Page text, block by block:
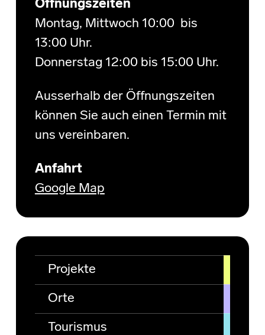
Öffnungszeiten
Montag, Mittwoch 10:00 bis
13:00 Uhr.
Donnerstag 12:00 bis 15:00 Uhr.
Ausserhalb der Öffnungszeiten
können Sie auch einen Termin mit
uns vereinbaren.
Anfahrt
Google Map
Projekte
Orte
Tourismus